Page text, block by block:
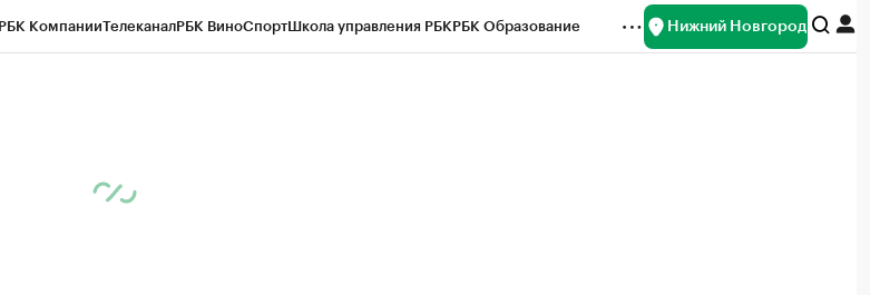
РБК КомпанииТелеканалРБК ВиноСпортШкола управления РБКРБК Образование Нижний Новгород